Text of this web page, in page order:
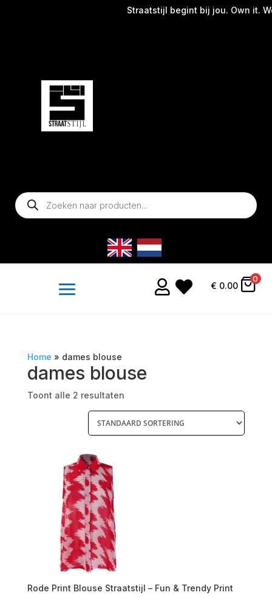
Straatstijl begint bij jou. Own it.
Producten
zoeken
  € 0.00
0
Home » dames blouse
dames blouse
Toont alle 2 resultaten
Rode Print Blouse Straatstijl – Fun & Trendy Print